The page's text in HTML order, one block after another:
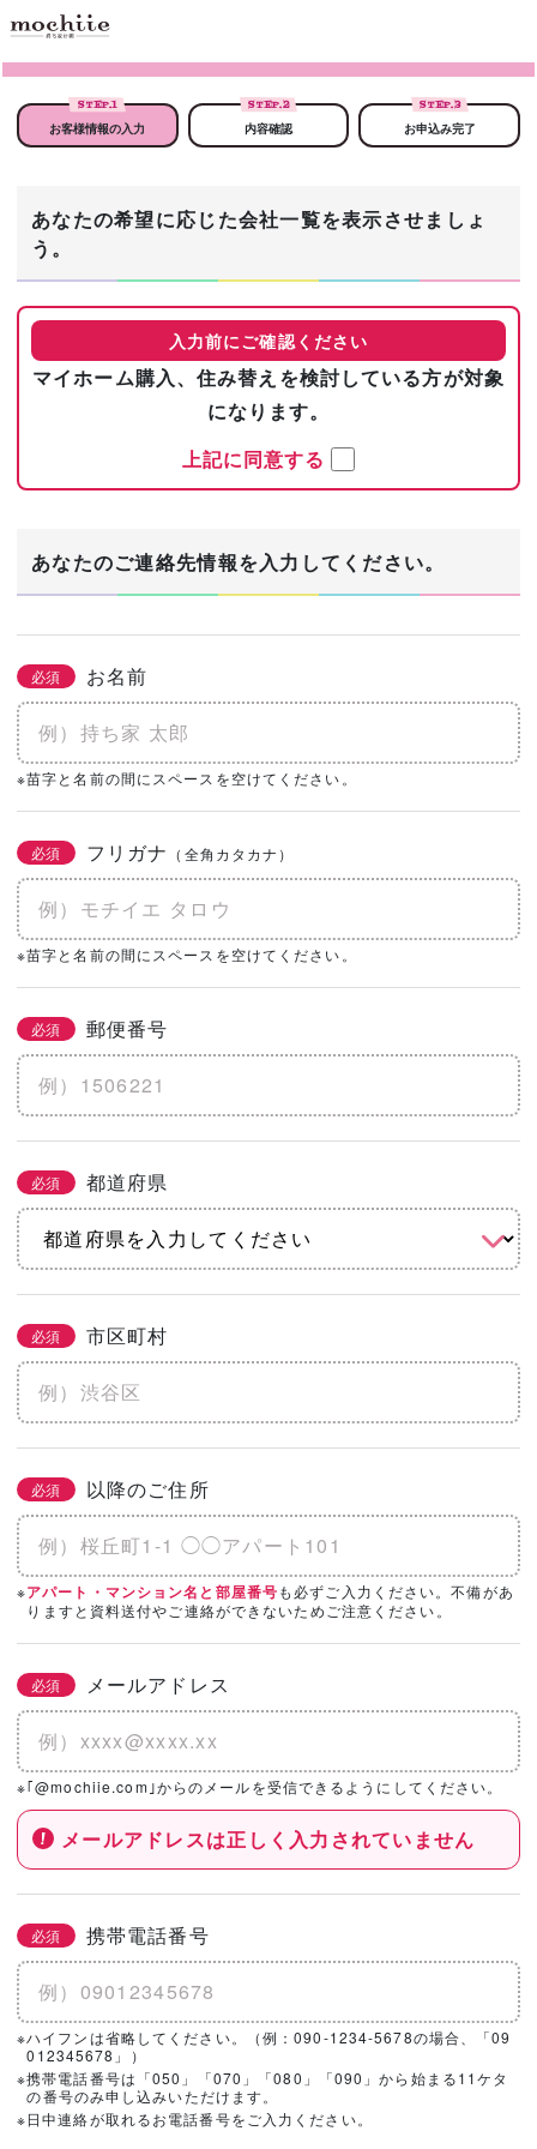
STEP.1
お客様情報の入力
STEP.2
内容確認
STEP.3
お申込み完了
あなたの希望に応じた会社一覧を表示させましょ
う。
入力前にご確認ください
マイホーム購入、住み替えを検討している方が対象
になります。
上記に同意する
必須 あなたの生年月日
必須 土地の有無
なし あり 購入予定がある
0㎡
2/3 必須 こだわりをチェック
機能
省エネ・エコ
防音
そのほかのこだわりを見る
3/3
必須 「カタログ請求」「相談・見学」したい会
社を選択！
基本情報とこだわりの条件を設定いただくと、
こちらのエリアにハウスメーカー・工務店が表示されます。
あなたのご連絡先情報を入力してください。
必須 お名前
※苗字と名前の間にスペースを空けてください。
必須 フリガナ （全角カタカナ）
※苗字と名前の間にスペースを空けてください。
必須 郵便番号
必須 都道府県
必須 市区町村
必須 以降のご住所
※アパート・マンション名と部屋番号も必ずご入力ください。不備があ
りますと資料送付やご連絡ができないためご注意ください。
必須 メールアドレス
※｢@mochiie.com｣からのメールを受信できるようにしてください。
メールアドレスは正しく入力されていません
必須 携帯電話番号
※ハイフンは省略してください。（例：090-1234-5678の場合、「09
012345678」）
※携帯電話番号は「050」「070」「080」「090」から始まる11ケタ
の番号のみ申し込みいただけます。
※日中連絡が取れるお電話番号をご入力ください。